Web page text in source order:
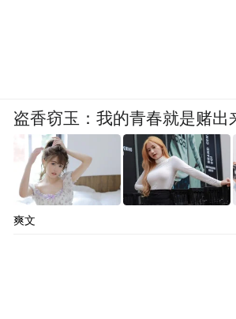
盗香窃玉：我的青春就是赌出
爽文